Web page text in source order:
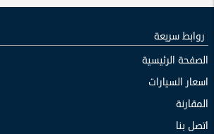
روابط سريعة
الصفحة الرئيسية
اسعار السيارات
المقارنة
اتصل بنا